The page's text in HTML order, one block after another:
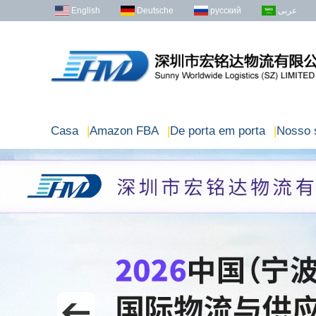
English Deutsche русский عربى
Casa |Amazon FBA |De porta em porta |Nosso